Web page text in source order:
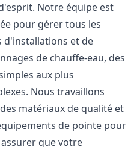
Notre équipe est
pour gérer tous les
d'installations et de
de chauffe-eau, des
aux plus
Nous travaillons
matériaux de qualité et
de pointe pour
que votre